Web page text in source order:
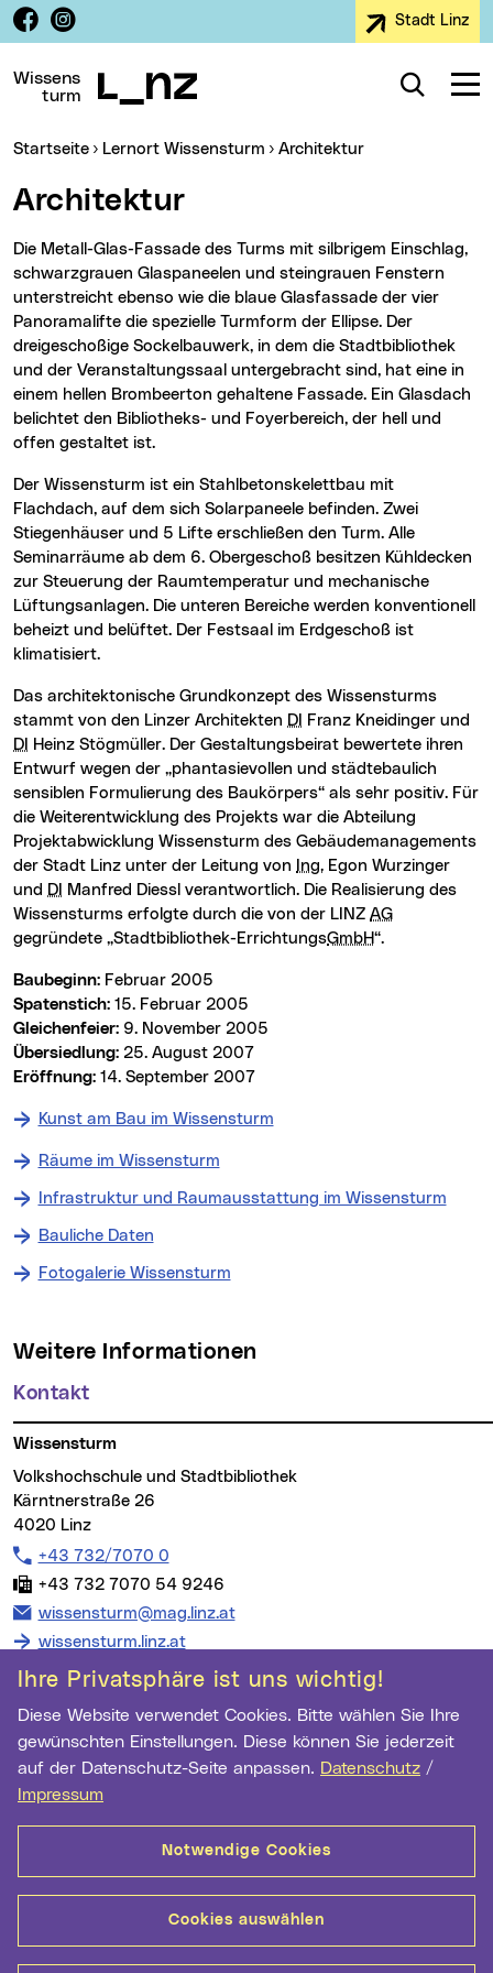
Zur Navigation
Zum Inhalt
Zur Suche
Ihre Privatsphäre ist uns wichtig!
Diese Website verwendet Cookies. Bitte wählen Sie Ihre
gewünschten Einstellungen. Diese können Sie jederzeit
auf der Datenschutz-Seite anpassen. Datenschutz /
Impressum
Notwendige Cookies
Cookies auswählen
Facebook
Instagram Stadt Linz
Wissens
turm
Suche
Sie sind hier:
Startseite Lernort Wissensturm Architektur
Architektur
Die Metall-Glas-Fassade des Turms mit silbrigem Einschlag,
schwarzgrauen Glaspaneelen und steingrauen Fenstern
unterstreicht ebenso wie die blaue Glasfassade der vier
Panoramalifte die spezielle Turmform der Ellipse. Der
dreigeschoßige Sockelbauwerk, in dem die Stadtbibliothek
und der Veranstaltungssaal untergebracht sind, hat eine in
einem hellen Brombeerton gehaltene Fassade. Ein Glasdach
belichtet den Bibliotheks- und Foyerbereich, der hell und
offen gestaltet ist.
Der Wissensturm ist ein Stahlbetonskelettbau mit
Flachdach, auf dem sich Solarpaneele befinden. Zwei
Stiegenhäuser und 5 Lifte erschließen den Turm. Alle
Seminarräume ab dem 6. Obergeschoß besitzen Kühldecken
zur Steuerung der Raumtemperatur und mechanische
Lüftungsanlagen. Die unteren Bereiche werden konventionell
beheizt und belüftet. Der Festsaal im Erdgeschoß ist
klimatisiert.
Das architektonische Grundkonzept des Wissensturms
stammt von den Linzer Architekten DI
Franz Kneidinger und
DI
Heinz Stögmüller. Der Gestaltungsbeirat bewertete ihren
Entwurf wegen der „phantasievollen und städtebaulich
sensiblen Formulierung des Baukörpers“ als sehr positiv. Für
die Weiterentwicklung des Projekts war die Abteilung
Projektabwicklung Wissensturm des Gebäudemanagements
der Stadt Linz unter der Leitung von
Ing. Egon Wurzinger
und DI
Manfred Diessl verantwortlich. Die Realisierung des
Wissensturms erfolgte durch die von der LINZ AG
gegründete „Stadtbibliothek-ErrichtungsGmbH“.
Baubeginn: Februar 2005
Spatenstich: 15. Februar 2005
Gleichenfeier: 9. November 2005
Übersiedlung: 25. August 2007
Eröffnung: 14. September 2007
Kunst am Bau im Wissensturm
Räume im Wissensturm
Infrastruktur und Raumausstattung im Wissensturm
Bauliche Daten
Fotogalerie Wissensturm
Weitere Informationen
Kontakt
Wissensturm
Volkshochschule und Stadtbibliothek
Kärntnerstraße 26
4020 Linz
Telefon:
+43 732/7070 0
Fax:
+43 732 7070 54 9246
E-Mail Adresse:
wissensturm@mag.linz.at
wissensturm.linz.at
Wichtige Links
Newsletter Anmeldung
Anmelden